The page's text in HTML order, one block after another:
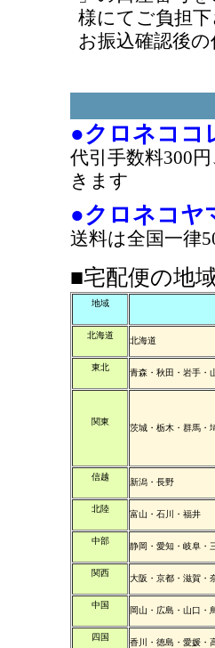
様にてご負担
お振込確認後
●クロネココ
代引手数料300
きます
●クロネコヤ
送料は全国一律
■宅配便の地
地域
北海道
北海道
東北
青森・秋田・岩手・
関東
茨城・栃木・群馬・
信越
新潟・長野
北陸
富山・石川・福井
中部
静岡・愛知・岐阜・
関西
大阪・京都・滋賀・
中国
岡山・広島・山口・
四国
香川・徳島・愛媛・